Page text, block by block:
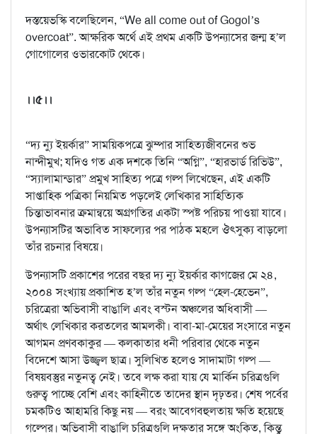
দস্তয়েভস্কি বলেছিলেন, “We all come out of Gogol’s
overcoat”. আক্ষরিক অর্থে এই প্রথম একটি উপন্যাসের জন্ম হ’ল
গোগোলের ওভারকোট থেকে।
।।৫।।
“দ্য ন্যু ইয়র্কার” সাময়িকপত্রে ঝুম্পার সাহিত্যজীবনের শুভ
নান্দীমুখ; যদিও গত এক দশকে তিনি “অগ্নি”, “হারভার্ড রিভিউ”,
“স্যালামান্ডার” প্রমুখ সাহিত্য পত্রে গল্প লিখেছেন, এই একটি
সাপ্তাহিক পত্রিকা নিয়মিত পড়লেই লেখিকার সাহিত্যিক
চিন্তাভাবনার ক্রমান্বয়ে অগ্রগতির একটা স্পষ্ট পরিচয় পাওয়া যাবে।
উপন্যাসটির অভাবিত সাফল্যের পর পাঠক মহলে ঔৎসুক্য বাড়লো
তাঁর রচনার বিষয়ে।
উপন্যাসটি প্রকাশের পরের বছর দ্য ন্যু ইয়র্কার কাগজের মে ২৪,
২০০৪ সংখ্যায় প্রকাশিত হ’ল তাঁর নতুন গল্প “হেল-হেভেন”,
চরিত্রেরা অভিবাসী বাঙালি এবং বস্টন অঞ্চলের অধিবাসী —
অর্থাৎ লেখিকার করতলের আমলকী। বাবা-মা-মেয়ের সংসারে নতুন
আগমন প্রণবকাকুর — কলকাতার ধনী পরিবার থেকে নতুন
বিদেশে আসা উজ্জ্বল ছাত্র। সুলিখিত হলেও সাদামাটা গল্প —
বিষয়বস্তুর নতুনত্ব নেই। তবে লক্ষ করা যায় যে মার্কিন চরিত্রগুলি
গুরুত্ব পাচ্ছে বেশি এবং কাহিনীতে তাদের স্থান দৃঢ়তর। শেষ পর্বের
চমকটিও আহামরি কিছু নয় — বরং আবেগবহুলতায় ক্ষতি হয়েছে
গল্পের। অভিবাসী বাঙালি চরিত্রগুলি দক্ষতার সঙ্গে অংকিত, কিন্তু